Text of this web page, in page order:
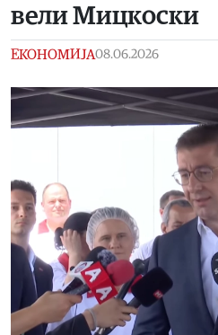
вели Мицкоски
ЕКОНОМИЈА08.06.2026